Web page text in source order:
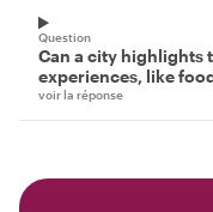
Question
Can a city highlights
experiences, like
voir la réponse